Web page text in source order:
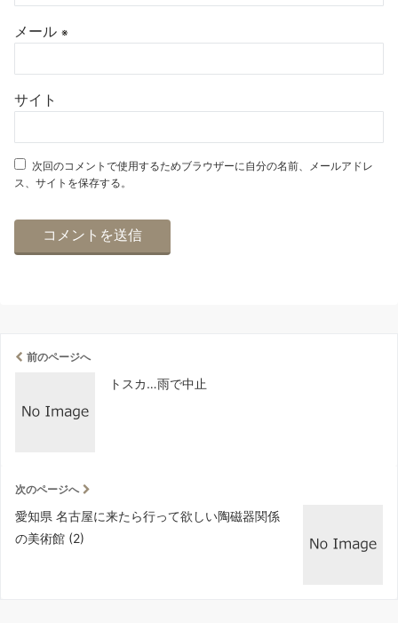
メール ※
サイト
次回のコメントで使用するためブラウザーに自分の名前、メールアドレ
ス、サイトを保存する。
前のページへ
トスカ…雨で中止
次のページへ
愛知県 名古屋に来たら行って欲しい陶磁器関係
の美術館 (2)